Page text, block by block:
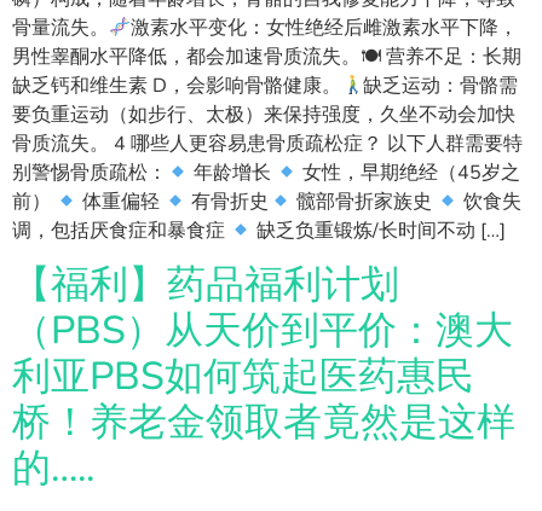
骨量流失。
激素水平变化：女性绝经后雌激素水平下降，
男性睾酮水平降低，都会加速骨质流失。🍽 营养不足：长期
缺乏钙和维生素 D，会影响骨骼健康。
缺乏运动：骨骼需
要负重运动（如步行、太极）来保持强度，久坐不动会加快
骨质流失。 4 哪些人更容易患骨质疏松症？ 以下人群需要特
别警惕骨质疏松：
年龄增长
女性，早期绝经（45岁之
前）
体重偏轻 有骨折史 髋部骨折家族史
饮食失
调，包括厌食症和暴食症
缺乏负重锻炼/长时间不动 […]
【福利】药品福利计划
（PBS）从天价到平价：澳大
利亚PBS如何筑起医药惠民
桥！养老金领取者竟然是这样
的…..